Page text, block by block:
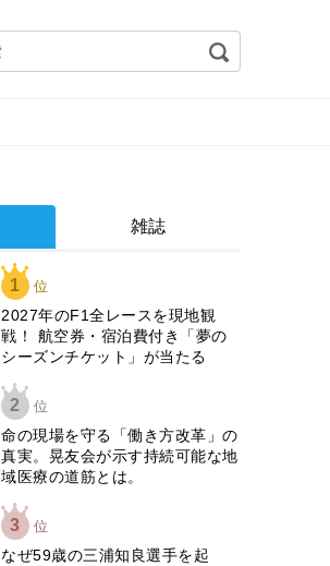
雑誌
1 位
2027年のF1全レースを現地観
戦！ 航空券・宿泊費付き「夢の
シーズンチケット」が当たる
2 位
​命の現場を守る「働き方改革」の
真実。晃友会が示す持続可能な地
域医療の道筋とは。
3 位
なぜ59歳の三浦知良選手を起